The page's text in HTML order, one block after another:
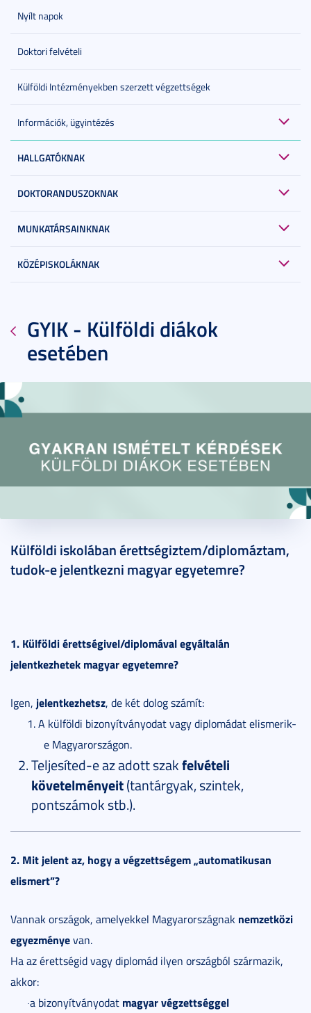
Nyílt napok
Doktori felvételi
Külföldi Intézményekben szerzett végzettségek
Információk, ügyintézés
HALLGATÓKNAK
DOKTORANDUSZOKNAK
MUNKATÁRSAINKNAK
KÖZÉPISKOLÁKNAK
GYIK - Külföldi diákok
esetében
Külföldi iskolában érettségiztem/diplomáztam,
tudok-e jelentkezni magyar egyetemre?
1. Külföldi érettségivel/diplomával egyáltalán
jelentkezhetek magyar egyetemre?
Igen, jelentkezhetsz, de két dolog számít:
1.A külföldi bizonyítványodat vagy diplomádat elismerik-
e Magyarországon.
Teljesíted-e az adott szakfelvételi
követelményeit(tantárgyak, szintek,
pontszámok stb.).
2. Mit jelent az, hogy a végzettségem „automatikusan
elismert”?
Vannak országok, amelyekkel Magyarországnak nemzetközi
egyezményevan.
Ha az érettségid vagy diplomád ilyen országból származik,
akkor:
·a bizonyítványodat magyar végzettséggel